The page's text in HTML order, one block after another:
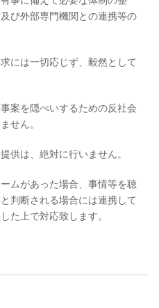
び外部専門機関との連携等の
には一切応じず、毅然として
案を隠ぺいするための反社会
せん。
供は、絶対に行いません。
ムがあった場合、事情等を聴
判断される場合には連携して
た上で対応致します。